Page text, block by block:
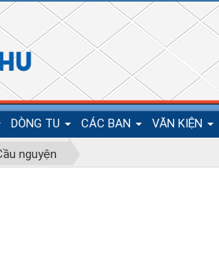
DÒNG TU CÁC BAN VĂN KIỆN
nguyện